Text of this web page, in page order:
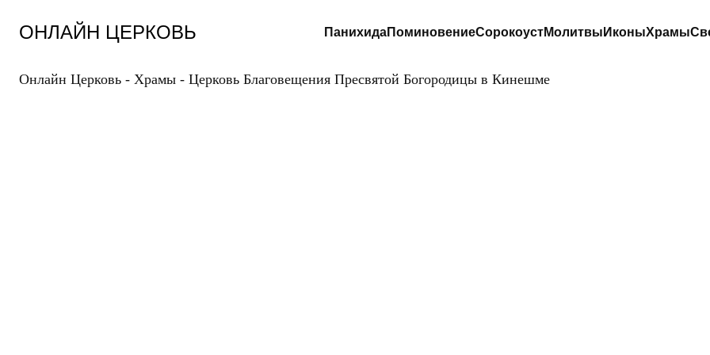
содержанию
ОНЛАЙН ЦЕРКОВЬ ПанихидаПоминовениеСорокоустМолитвы ИконыХрамы
Онлайн Церковь - Храмы - Церковь Благовещения Пресвятой Богородицы в Кинешме